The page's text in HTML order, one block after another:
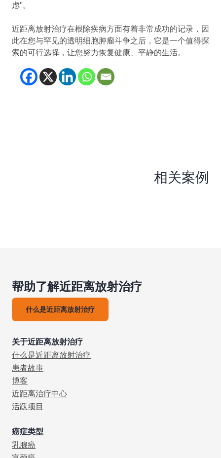
虑”。
近距离放射治疗在根除疾病方面有着非常成功的记录，因
此在您与罕见的透明细胞肿瘤斗争之后，它是一个值得探
索的可行选择，让您努力恢复健康、平静的生活。
(opens in new tab)
(opens in new tab)
(opens in new
(opens in new
相关案例
帮助了解近距离放射治疗
什么是近距离放射治疗
关于近距离放射治疗
什么是近距离放射治疗
患者故事
博客
近距离治疗中心
活跃项目
癌症类型
乳腺癌